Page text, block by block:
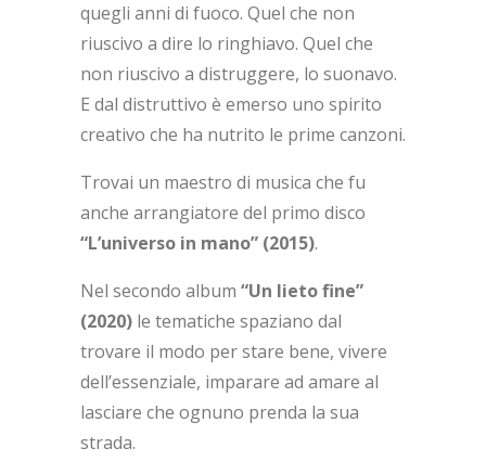
quegli anni di fuoco. Quel che non
riuscivo a dire lo ringhiavo. Quel che
non riuscivo a distruggere, lo suonavo.
E dal distruttivo è emerso uno spirito
creativo che ha nutrito le prime canzoni.
Trovai un maestro di musica che fu
anche arrangiatore del primo disco
“L’universo in mano” (2015).
Nel secondo album “Un lieto fine”
(2020) le tematiche spaziano dal
trovare il modo per stare bene, vivere
dell’essenziale, imparare ad amare al
lasciare che ognuno prenda la sua
strada.